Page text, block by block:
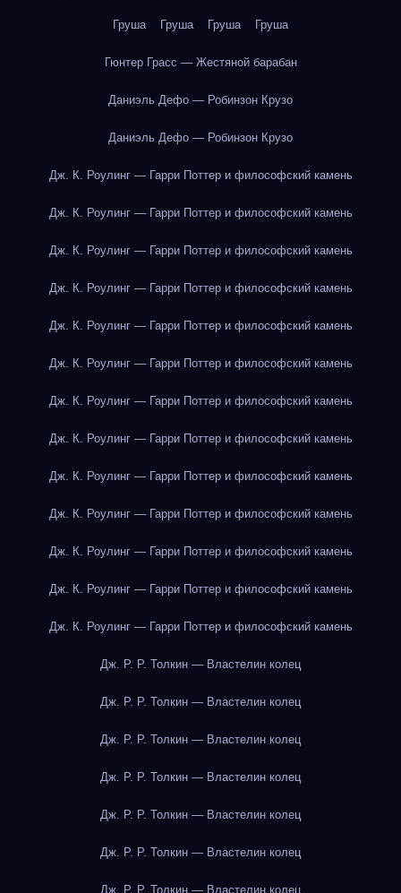
Груша Груша Груша Груша
Гюнтер Грасс — Жестяной барабан
Даниэль Дефо — Робинзон Крузо
Даниэль Дефо — Робинзон Крузо
Дж. К. Роулинг — Гарри Поттер и философский камень
Дж. К. Роулинг — Гарри Поттер и философский камень
Дж. К. Роулинг — Гарри Поттер и философский камень
Дж. К. Роулинг — Гарри Поттер и философский камень
Дж. К. Роулинг — Гарри Поттер и философский камень
Дж. К. Роулинг — Гарри Поттер и философский камень
Дж. К. Роулинг — Гарри Поттер и философский камень
Дж. К. Роулинг — Гарри Поттер и философский камень
Дж. К. Роулинг — Гарри Поттер и философский камень
Дж. К. Роулинг — Гарри Поттер и философский камень
Дж. К. Роулинг — Гарри Поттер и философский камень
Дж. К. Роулинг — Гарри Поттер и философский камень
Дж. К. Роулинг — Гарри Поттер и философский камень
Дж. Р. Р. Толкин — Властелин колец
Дж. Р. Р. Толкин — Властелин колец
Дж. Р. Р. Толкин — Властелин колец
Дж. Р. Р. Толкин — Властелин колец
Дж. Р. Р. Толкин — Властелин колец
Дж. Р. Р. Толкин — Властелин колец
Дж. Р. Р. Толкин — Властелин колец